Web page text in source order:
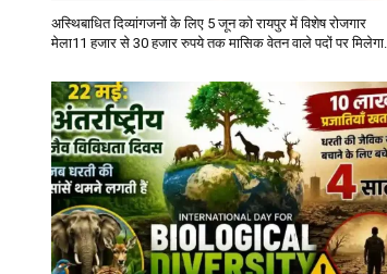
अस्थिबाधित दिव्यांगजनों के लिए 5 जून को रायपुर में विशेष रोजगार
मेला11 हजार से 30 हजार रुपये तक मासिक वेतन वाले पदों पर मिलेगा...